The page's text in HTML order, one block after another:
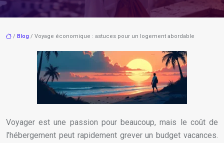
/ Blog / Voyage économique : astuces pour un logement abordable
Voyager est une passion pour beaucoup, mais le coût de
l’hébergement peut rapidement grever un budget vacances.